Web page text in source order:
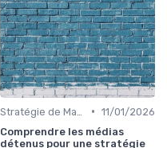
• 11/01/2026
Comprendre les médias
détenus pour une stratégie